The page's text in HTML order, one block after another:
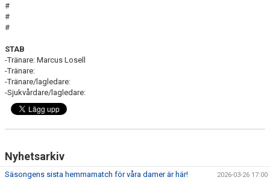
#
#
#
STAB
-Tränare: Marcus Losell
-Tränare:
-Tränare/lagledare:
-Sjukvårdare/lagledare:
Nyhetsarkiv
Säsongens sista hemmamatch för våra damer är här! 2026-03-26 17:00